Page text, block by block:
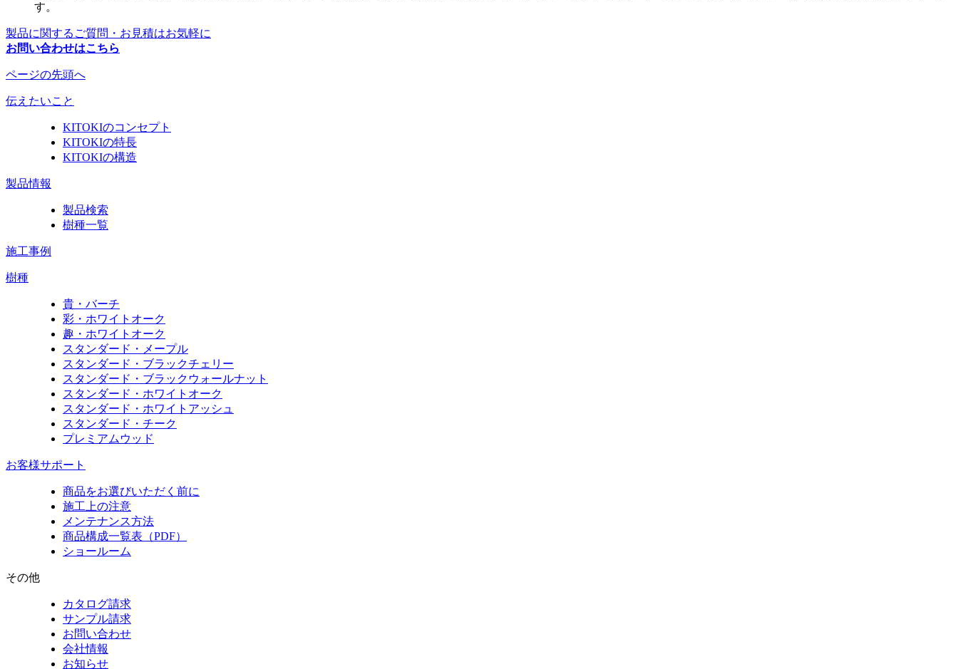
す。
製品に関するご質問・お見積はお気軽に
お問い合わせはこちら
ページの先頭へ
伝えたいこと
KITOKIのコンセプト
KITOKIの特長
KITOKIの構造
製品情報
製品検索
樹種一覧
施工事例
樹種
貴・バーチ
彩・ホワイトオーク
趣・ホワイトオーク
スタンダード・メープル
スタンダード・ブラックチェリー
スタンダード・ブラックウォールナット
スタンダード・ホワイトオーク
スタンダード・ホワイトアッシュ
スタンダード・チーク
プレミアムウッド
お客様サポート
商品をお選びいただく前に
施工上の注意
メンテナンス方法
商品構成一覧表（PDF）
ショールーム
その他
カタログ請求
サンプル請求
お問い合わせ
会社情報
お知らせ